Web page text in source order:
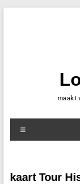
maakt
kaart Tour